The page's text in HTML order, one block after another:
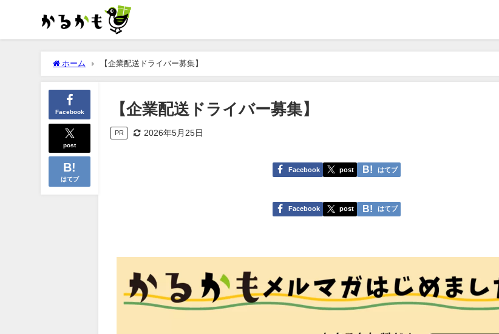
ホーム 【企業配送ドライバー募集】
Facebook
post
はてブ
【企業配送ドライバー募集】
PR 2026年5月25日
Facebook post はてブ
Facebook post はてブ